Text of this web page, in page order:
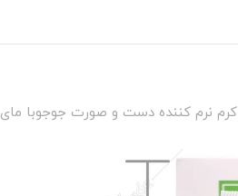
کرم نرم کننده دست و صورت جوجوبا مای